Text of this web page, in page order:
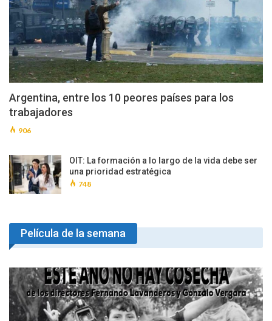
Argentina, entre los 10 peores países para los
trabajadores
906
OIT: La formación a lo largo de la vida debe ser
una prioridad estratégica
748
Película de la semana